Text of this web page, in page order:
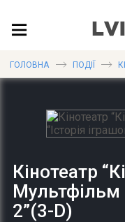
ПУБЛІКАЦІЇ
ГОЛОВНА ПОДІЇ
Кінотеатр
Мультфільм
2”(3-D)